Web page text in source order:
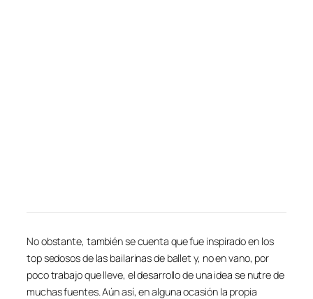
No obstante, también se cuenta que fue inspirado en los
top sedosos de las bailarinas de ballet y, no en vano, por
poco trabajo que lleve, el desarrollo de una idea se nutre de
muchas fuentes. Aún así, en alguna ocasión la propia